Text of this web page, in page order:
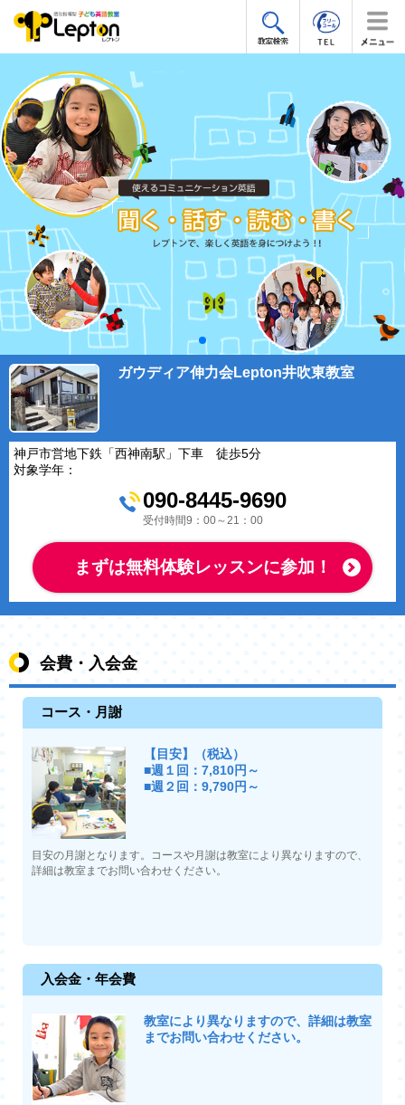
ガウディア伸力会Lepton井吹東教室
神戸市営地下鉄「西神南駅」下車 徒歩5分
対象学年：
090-8445-9690
受付時間9：00～21：00
まずは無料体験レッスンに参加！
会費・入会金
コース・月謝
【目安】（税込）
■週１回：7,810円～
■週２回：9,790円～
目安の月謝となります。コースや月謝は教室により異なりますので、
詳細は教室までお問い合わせください。
入会金・年会費
教室により異なりますので、詳細は教室
までお問い合わせください。